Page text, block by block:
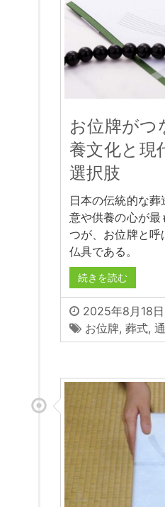
お位牌がつ
養文化と現
選択肢
日本の伝統的な
意や供養の心が最
つが、お位牌と
仏具である。
続きを読む
2025年8月18日
お位牌, 葬式,